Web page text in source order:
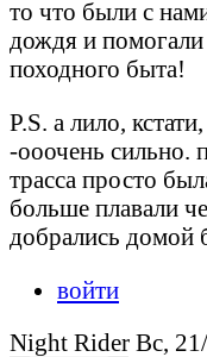
то что были с
дождя и
походного быта!
P.S. а лило,
-ооочень сильно.
трасса просто
больше плавали
добрались домой
войти
Night Rider Вс,